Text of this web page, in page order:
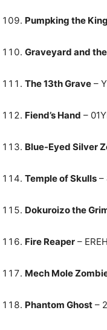
Pumpking the
Graveyard and
The 13th Grave –
Fiend’s Hand –
Blue-Eyed Silver
Temple of Skulls –
Dokuroizo the
Fire Reaper –
Mech Mole
Phantom Ghost –